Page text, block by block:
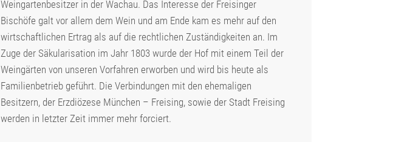
Weingartenbesitzer in der Wachau. Das Interesse der Freisinger
Bischöfe galt vor allem dem Wein und am Ende kam es mehr auf den
wirtschaftlichen Ertrag als auf die rechtlichen Zuständigkeiten an. Im
Zuge der Säkularisation im Jahr 1803 wurde der Hof mit einem Teil der
Weingärten von unseren Vorfahren erworben und wird bis heute als
Familienbetrieb geführt. Die Verbindungen mit den ehemaligen
Besitzern, der Erzdiözese München – Freising, sowie der Stadt Freising
werden in letzter Zeit immer mehr forciert.